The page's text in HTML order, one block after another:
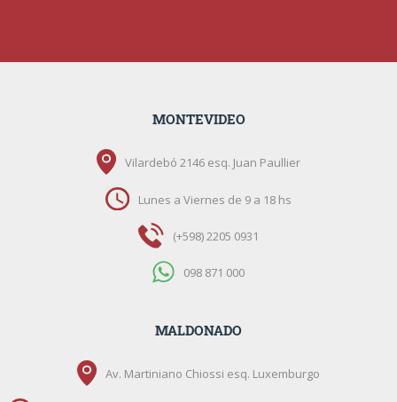
MONTEVIDEO
Vilardebó 2146 esq. Juan Paullier
Lunes a Viernes de 9 a 18 hs
(+598) 2205 0931
098 871 000
MALDONADO
Av. Martiniano Chiossi esq. Luxemburgo